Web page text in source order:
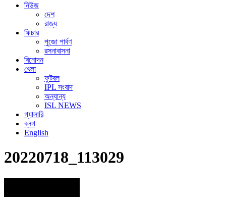
নিউজ
দেশ
রাজ্য
ফিচার
পুজো পার্বণ
রসনাবাসনা
বিনোদন
খেলা
ফুটবল
IPL সংবাদ
অন্যান্য
ISL NEWS
গ্যালারি
ব্লগ
English
20220718_113029